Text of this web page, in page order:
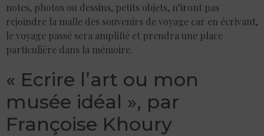
notes, photos ou dessins, petits objets, n’iront pas
rejoindre la malle des souvenirs de voyage car en écrivant,
le voyage passé sera amplifié et prendra une place
particulière dans la mémoire.
« Ecrire l’art ou mon
musée idéal », par
Françoise Khoury